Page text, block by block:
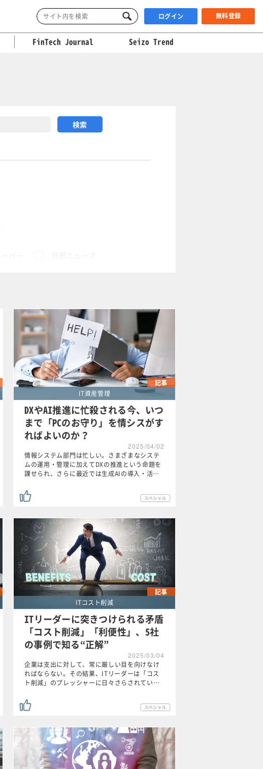
ログイン 無料登録
FinTech Journal Seizo Trend
×
記事
IT資産管理
DXやAI推進に忙殺される今、いつ
まで「PCのお守り」を情シスがす
ればよいのか？
2025/04/02
情報システム部門は忙しい。さまざまなシステ
ムの運用・管理に加えてDXの推進という命題を
課せられ、さらに最近では生成AIの導入・活…
記事
ITコスト削減
ITリーダーに突きつけられる矛盾
「コスト削減」「利便性」、5社
の事例で知る“正解”
2025/03/04
企業は支出に対して、常に厳しい目を向けなけ
ればならない。その結果、ITリーダーは「コス
ト削減」のプレッシャーに日々さらされてい…